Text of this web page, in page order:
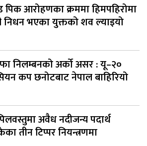
पिक आरोहणका क्रममा हिमपहिरोमा
निधन भएका युक्तको शव ल्याइयो
निलम्बनको अर्को असर : यू–२०
कप छनोटबाट नेपाल बाहिरियो
अवैध नदीजन्य पदार्थ
तीन टिप्पर नियन्त्रणमा